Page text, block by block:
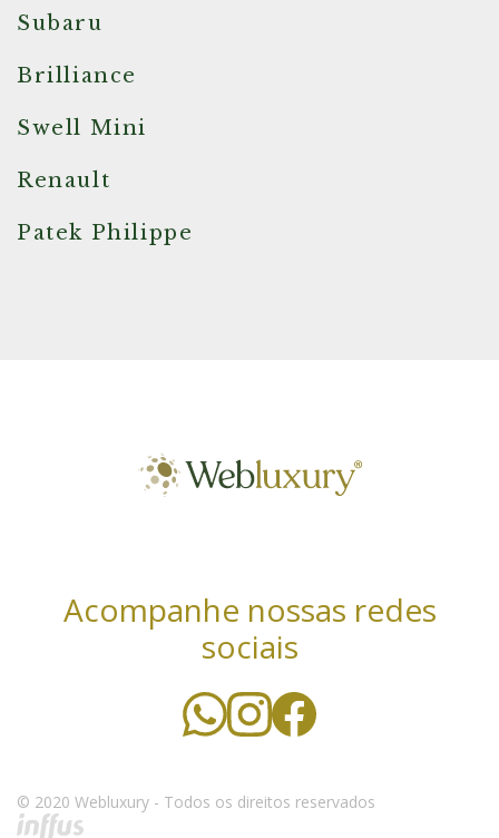
Utilizamos cookies essenciais e tecnologias
semelhantes de acordo com a nossa Política de
privacidade
Subaru
Brilliance
Swell Mini
Renault
Patek Philippe
Acompanhe nossas redes
sociais
© 2020 Webluxury - Todos os direitos reservados